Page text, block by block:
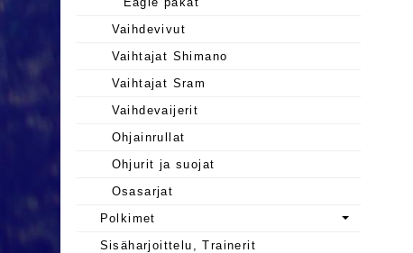
Vaihdevivut
Vaihtajat Shimano
Vaihtajat Sram
Vaihdevaijerit
Ohjainrullat
Ohjurit ja suojat
Osasarjat
Polkimet
Sisäharjoittelu, Trainerit